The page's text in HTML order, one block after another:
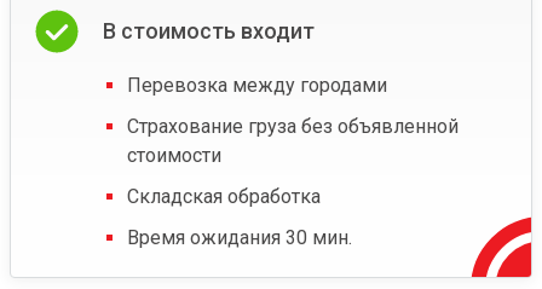
В стоимость входит
Перевозка между городами
Страхование груза без объявленной
стоимости
Складская обработка
Время ожидания 30 мин.